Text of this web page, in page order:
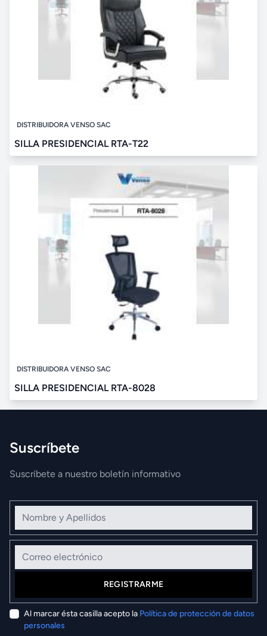
DISTRIBUIDORA VENSO SAC
SILLA PRESIDENCIAL RTA-T22
DISTRIBUIDORA VENSO SAC
SILLA PRESIDENCIAL RTA-8028
Suscríbete
Suscríbete a nuestro boletín informativo
Nombre y Apellidos
Correo electrónico
REGISTRARME
Al marcar ésta casilla acepto la Política de protección de datos
personales